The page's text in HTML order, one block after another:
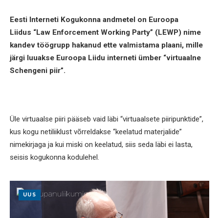
Eesti Interneti Kogukonna andmetel on Euroopa
Liidus “Law Enforcement Working Party” (LEWP) nime
kandev töögrupp hakanud ette valmistama plaani, mille
järgi luuakse Euroopa Liidu interneti ümber “virtuaalne
Schengeni piir”.
Üle virtuaalse piiri pääseb vaid läbi “virtuaalsete piiripunktide”,
kus kogu netiliiklust võrreldakse “keelatud materjalide”
nimekirjaga ja kui miski on keelatud, siis seda läbi ei lasta,
seisis kogukonna kodulehel.
UUS